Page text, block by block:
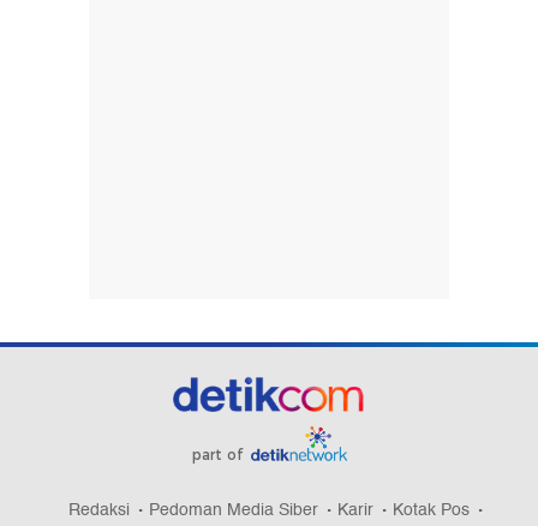
part of
Redaksi Pedoman Media Siber Karir Kotak Pos